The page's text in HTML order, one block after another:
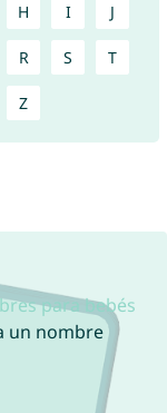
H I J
R S T
Z
para bebés
un nombre